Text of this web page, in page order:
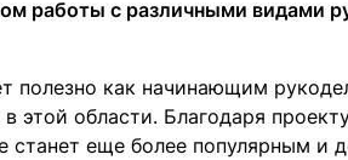
работы с различными видами
полезно как начинающим
этой области. Благодаря
станет еще более популярным и